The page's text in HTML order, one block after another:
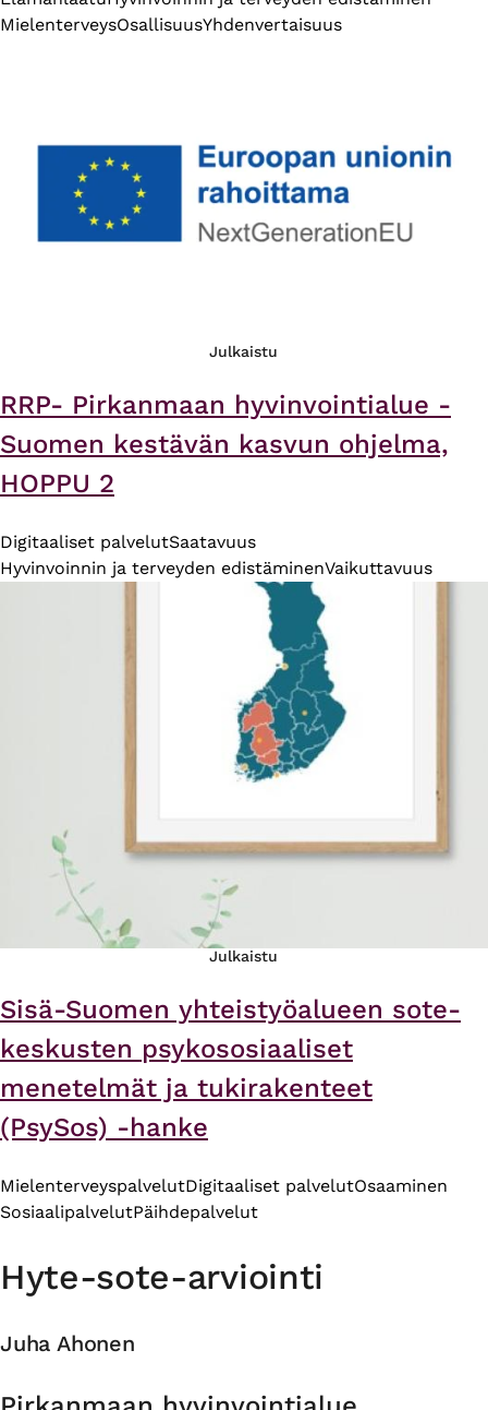
MielenterveysOsallisuusYhdenvertaisuus
Julkaistu
RRP- Pirkanmaan hyvinvointialue -
Suomen kestävän kasvun ohjelma,
HOPPU 2
Digitaaliset palvelutSaatavuus
Hyvinvoinnin ja terveyden edistäminenVaikuttavuus
Julkaistu
Sisä-Suomen yhteistyöalueen sote-
keskusten psykososiaaliset
menetelmät ja tukirakenteet
(PsySos) -hanke
MielenterveyspalvelutDigitaaliset palvelutOsaaminen
SosiaalipalvelutPäihdepalvelut
Hyte-sote-arviointi
Juha Ahonen